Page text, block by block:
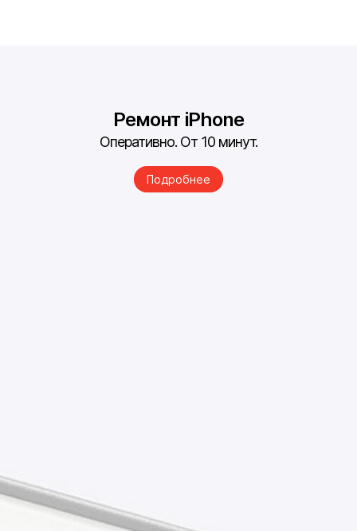
Ремонт iPhone
Оперативно. От 10 минут.
Подробнее